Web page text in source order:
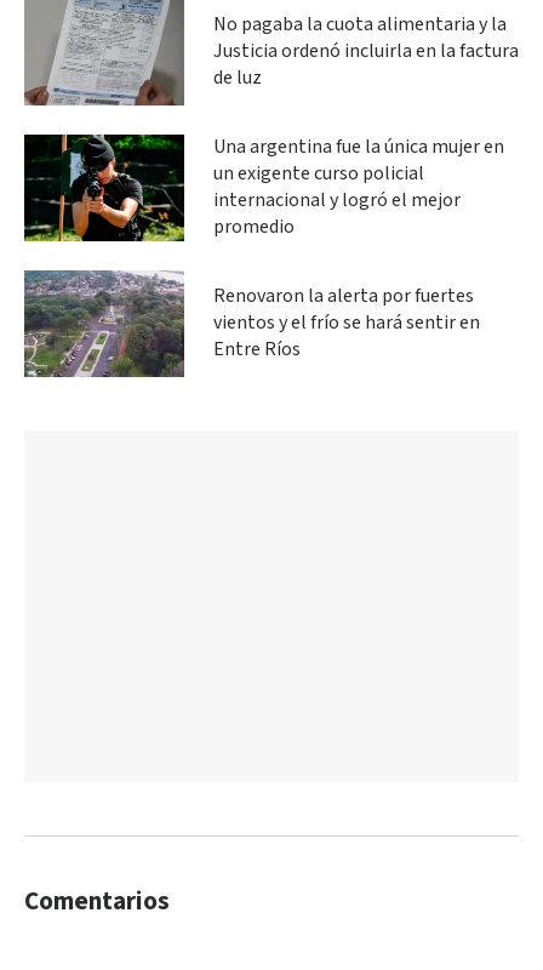
No pagaba la cuota alimentaria y la
Justicia ordenó incluirla en la factura
de luz
Una argentina fue la única mujer en
un exigente curso policial
internacional y logró el mejor
promedio
Renovaron la alerta por fuertes
vientos y el frío se hará sentir en
Entre Ríos
Comentarios